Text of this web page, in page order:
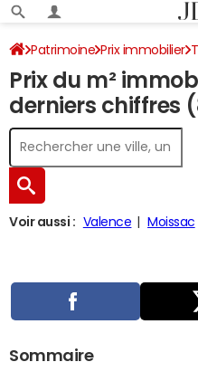
Patrimoine Prix immobilier
Prix du m²
derniers chiffres
Voir aussi : Valence Moissac
Sommaire